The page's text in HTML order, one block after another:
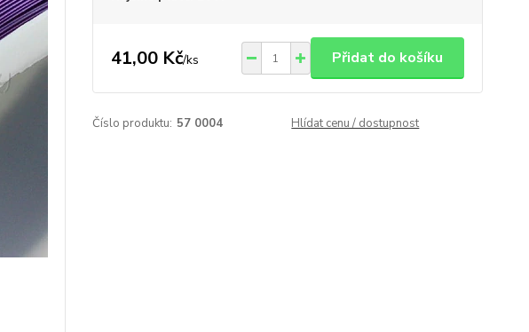
41,00 Kč/ks Přidat do košíku
Číslo produktu: 57 0004 Hlídat cenu / dostupnost